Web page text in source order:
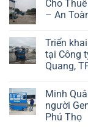
Cho
– An
Triển
tại Công
Quang,
Minh
người
Phú Thọ